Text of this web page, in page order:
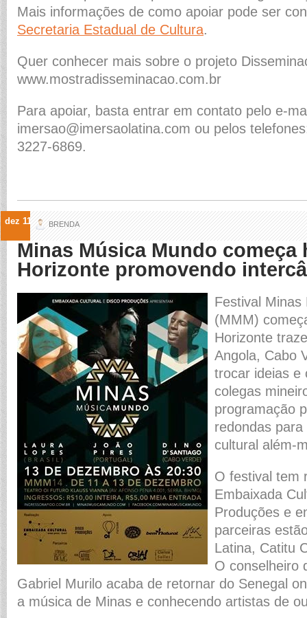
Mais informações de como apoiar pode ser
Secretaria Estadual de Cultura.
Quer conhecer mais sobre o projeto
www.mostradisseminacao.com.br
Para apoiar, basta entrar em contato pelo e-
imersao@imersaolatina.com ou pelos
3227-6869.
dez 11 BRENDA
Minas Música Mundo começa
Horizonte promovendo
Festival Minas
(MMM)
Horizonte
Angola, Cabo
trocar ideias e
colegas
programação
redondas
cultural além-
O festival tem
Embaixada
Produções e
parceiras
Latina, Catitu
O conselheiro
Gabriel Murilo acaba de retornar do Senegal
a música de Minas e conhecendo artistas de